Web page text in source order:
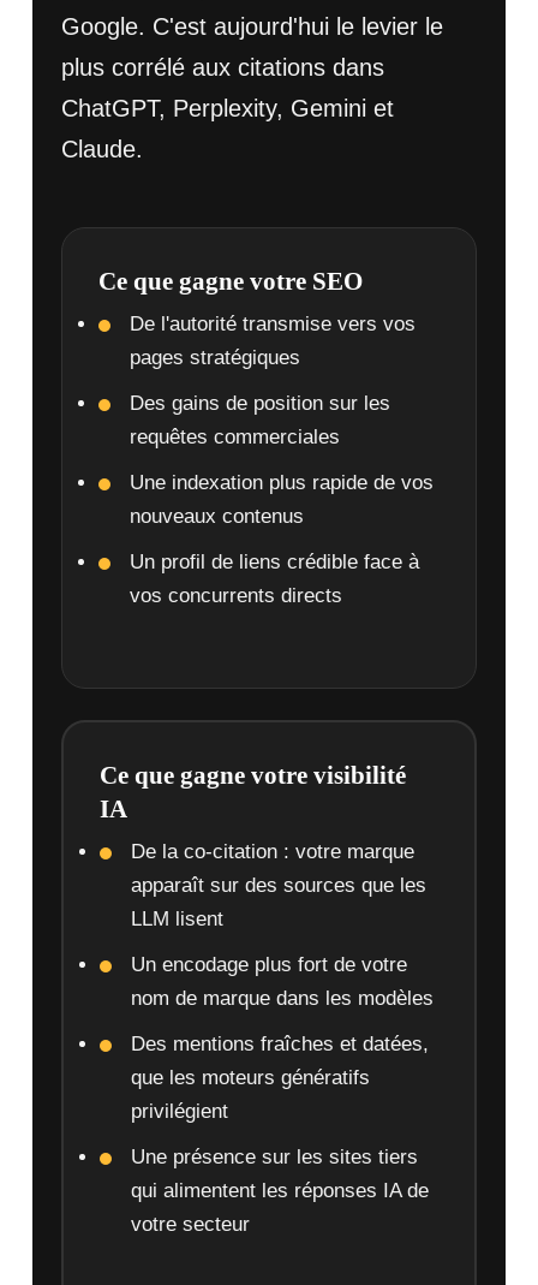
Google. C'est aujourd'hui le levier le
plus corrélé aux citations dans
ChatGPT, Perplexity, Gemini et
Claude.
Ce que gagne votre SEO
De l'autorité transmise vers vos
pages stratégiques
Des gains de position sur les
requêtes commerciales
Une indexation plus rapide de vos
nouveaux contenus
Un profil de liens crédible face à
vos concurrents directs
Ce que gagne votre visibilité
IA
De la co-citation : votre marque
apparaît sur des sources que les
LLM lisent
Un encodage plus fort de votre
nom de marque dans les modèles
Des mentions fraîches et datées,
que les moteurs génératifs
privilégient
Une présence sur les sites tiers
qui alimentent les réponses IA de
votre secteur